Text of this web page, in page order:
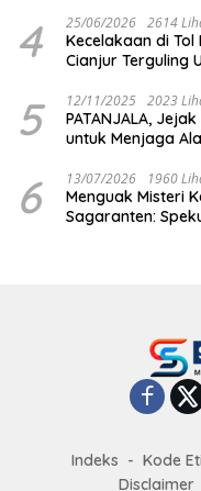
4 25/06/2026 2614
Kecelakaan di Tol
Cianjur Terguling
5 12/11/2025 2023
PATANJALA,
untuk Menjaga
6 13/07/2026 1960
Menguak Misteri
Sagaranten:
Indeks Kode
Disclaimer